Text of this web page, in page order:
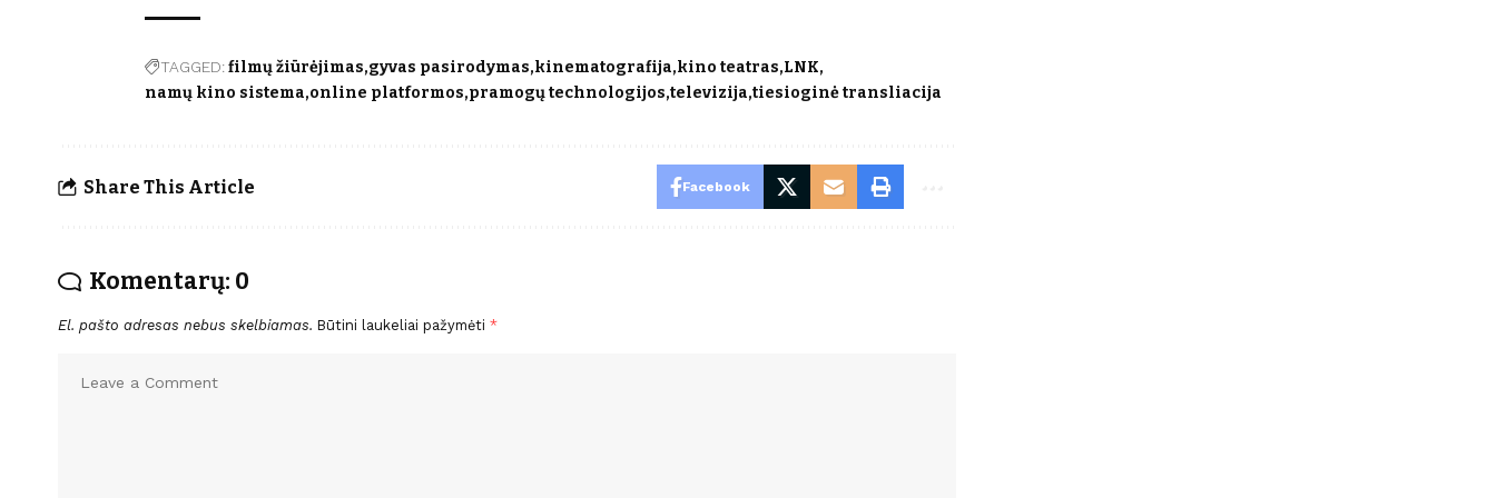
TAGGED:filmų žiūrėjimas gyvas pasirodymas kinematografija kino teatras LNK
namų kino sistema online platformos pramogų technologijos televizija tiesioginė transliacija
Share This Article Facebook
Komentarų: 0
El. pašto adresas nebus skelbiamas. Būtini laukeliai pažymėti *